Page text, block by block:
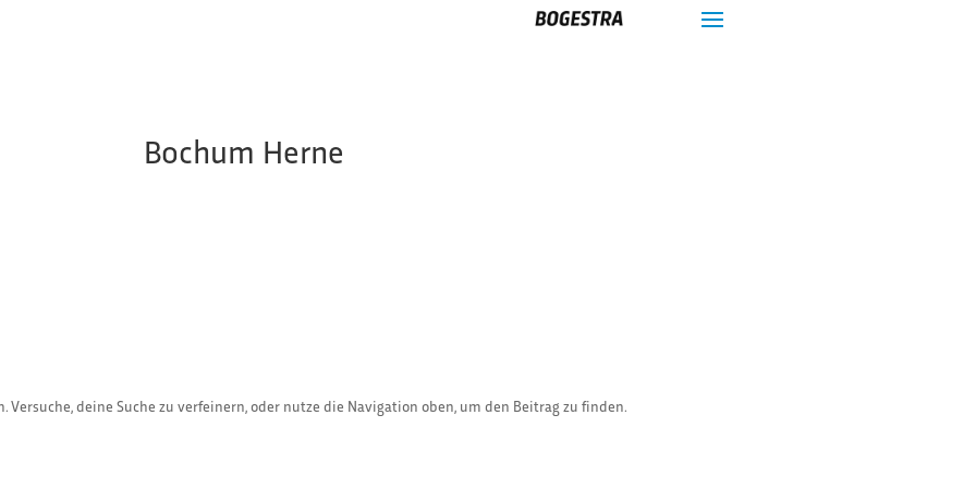
Bochum Herne
deine Suche zu verfeinern, oder nutze die Navigation oben, um den Beitrag zu finden.